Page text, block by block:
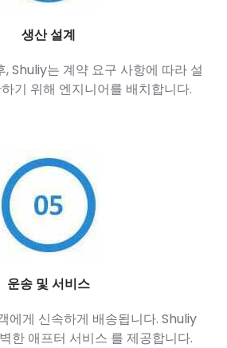
생산 설계
, Shuliy는 계약 요구 사항에 따라 설
기 위해 엔지니어를 배치합니다.
운송 및 서비스
에게 신속하게 배송됩니다. Shuliy
한 애프터 서비스 를 제공합니다.